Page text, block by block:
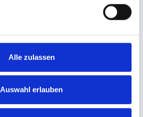
Alle zulassen
Auswahl erlauben